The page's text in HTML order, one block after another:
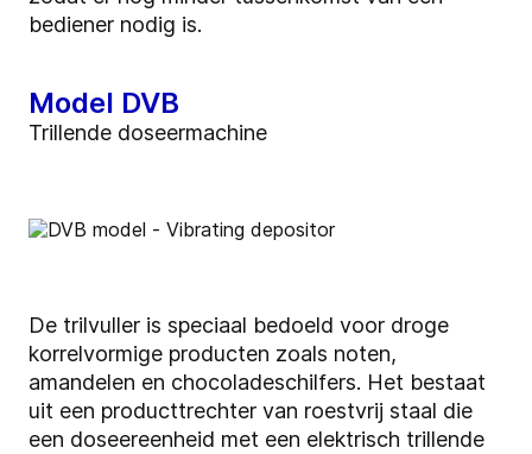
bediener nodig is.
Model DVB
Trillende doseermachine
De trilvuller is speciaal bedoeld voor droge
korrelvormige producten zoals noten,
amandelen en chocoladeschilfers. Het bestaat
uit een producttrechter van roestvrij staal die
een doseereenheid met een elektrisch trillende